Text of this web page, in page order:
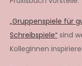
„Gruppenspiele für
Schreibspiele“ sind
KollegInnen